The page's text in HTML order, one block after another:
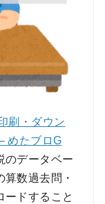
刷・ダウン
めたブロG
のデータベー
数過去問・
ードすること